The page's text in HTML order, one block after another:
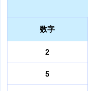
数字
2
5